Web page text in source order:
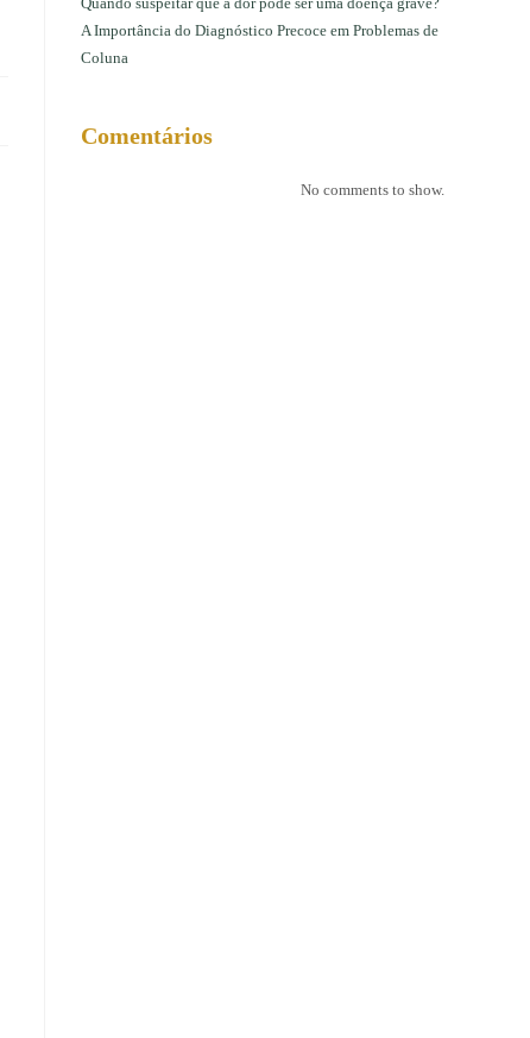
A Importância do Diagnóstico Precoce em Problemas de
Coluna
Comentários
No comments to show.